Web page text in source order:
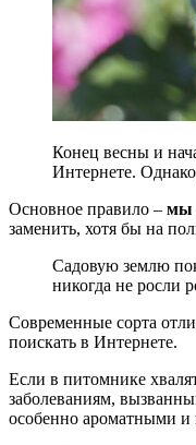
Конец весны и
Интернете.
Основное правило – мы
заменить, хотя бы на
Садовую землю
никогда не росли
Современные сорта
поискать в Интернете.
Если в питомнике
заболеваниям,
особенно ароматными и